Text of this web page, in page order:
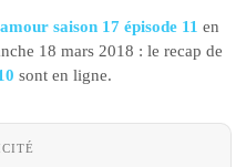
saison 17 épisode 11 en
18 mars 2018 : le recap de
sont en ligne.